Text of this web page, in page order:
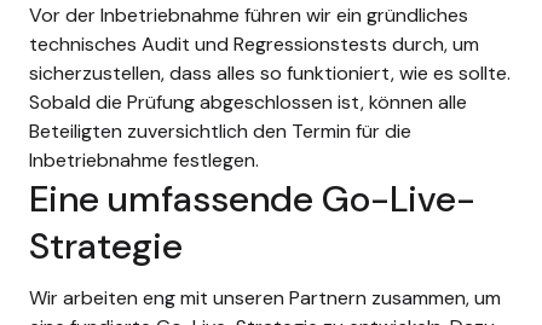
Vor der Inbetriebnahme führen wir ein gründliches
technisches Audit und Regressionstests durch, um
sicherzustellen, dass alles so funktioniert, wie es sollte.
Sobald die Prüfung abgeschlossen ist, können alle
Beteiligten zuversichtlich den Termin für die
Inbetriebnahme festlegen.
Eine umfassende Go-Live-
Strategie
Wir arbeiten eng mit unseren Partnern zusammen, um